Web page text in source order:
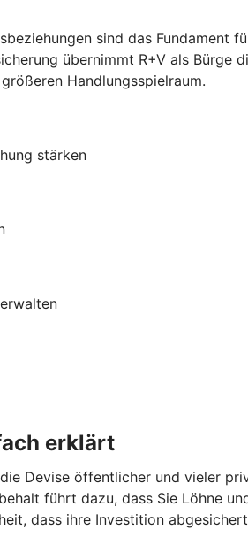
sind das
übernimmt R+V als
Handlungsspielraum.
stärken
erklärt
Devise öffentlicher und vieler
führt dazu, dass Sie Löhne
dass ihre Investition